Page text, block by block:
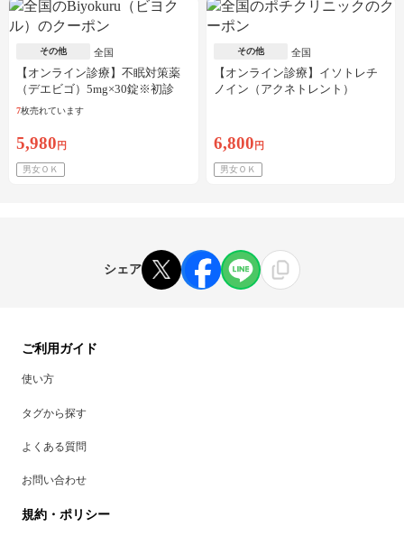
その他 全国
【オンライン診療】不眠対策薬
（デエビゴ）5mg×30錠※初診
料・送料込
7枚売れています
5,980 円
男女ＯＫ
その他 全国
【オンライン診療】イソトレチ
ノイン（アクネトレント）
6,800 円
男女ＯＫ
シェア
ご利用ガイド
使い方
タグから探す
よくある質問
お問い合わせ
規約・ポリシー